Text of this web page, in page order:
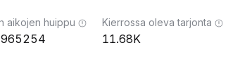
aikojen huippu Kierrossa oleva tarjonta
11.68K